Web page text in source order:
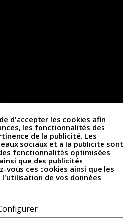
d'accepter les cookies afin
les fonctionnalités des
de la publicité. Les
sociaux et à la publicité sont
fonctionnalités optimisées
que des publicités
vous ces cookies ainsi que les
de vos données